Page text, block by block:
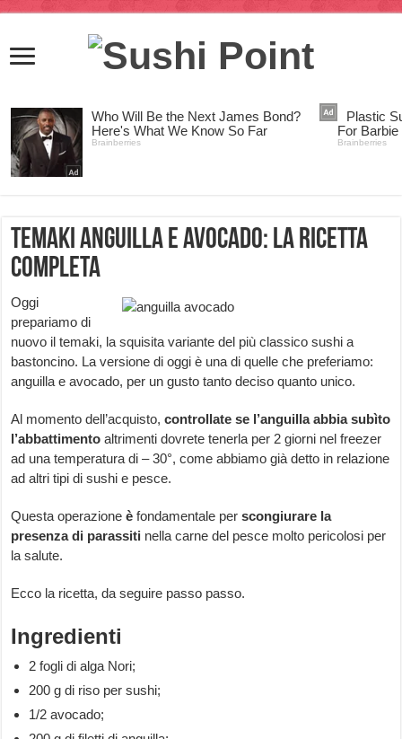
Temaki anguilla e avocado: la ricetta
completa
Oggi
prepariamo di
nuovo il temaki, la squisita variante del più classico sushi a
bastoncino. La versione di oggi è una di quelle che preferiamo:
anguilla e avocado, per un gusto tanto deciso quanto unico.
Al momento dell’acquisto, controllate se l’anguilla abbia subìto
l’abbattimento altrimenti dovrete tenerla per 2 giorni nel freezer
ad una temperatura di – 30°, come abbiamo già detto in relazione
ad altri tipi di sushi e pesce.
Questa operazione èfondamentale per scongiurare la
presenza di parassiti nella carne del pesce molto pericolosi per
la salute.
Ecco la ricetta, da seguire passo passo.
Ingredienti
2 fogli di alga Nori;
200 g di riso per sushi;
1/2 avocado;